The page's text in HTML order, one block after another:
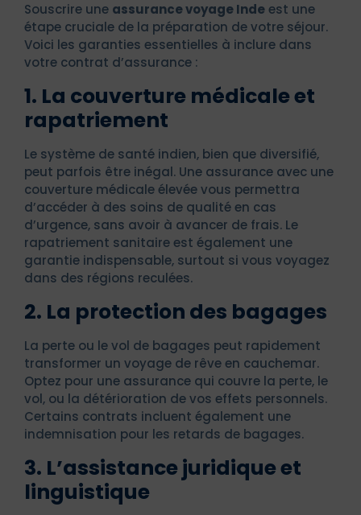
Souscrire une assurance voyage Indeest une
étape cruciale de la préparation de votre séjour.
Voici les garanties essentielles à inclure dans
votre contrat d’assurance :
1. La couverture médicale et
rapatriement
Le système de santé indien, bien que diversifié,
peut parfois être inégal. Une assurance avec une
couverture médicale élevée vous permettra
d’accéder à des soins de qualité en cas
d’urgence, sans avoir à avancer de frais. Le
rapatriement sanitaire est également une
garantie indispensable, surtout si vous voyagez
dans des régions reculées.
2. La protection des bagages
La perte ou le vol de bagages peut rapidement
transformer un voyage de rêve en cauchemar.
Optez pour une assurance qui couvre la perte, le
vol, ou la détérioration de vos effets personnels.
Certains contrats incluent également une
indemnisation pour les retards de bagages.
3. L’assistance juridique et
linguistique